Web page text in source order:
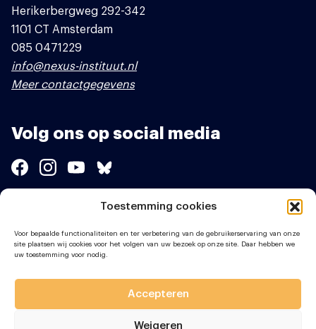
Toestemming cookies
Voor bepaalde functionaliteiten en ter verbetering van de gebruikerservaring van onze
site plaatsen wij cookies voor het volgen van uw bezoek op onze site. Daar hebben we
uw toestemming voor nodig.
Accepteren
Weigeren
Herikerbergweg 292-342
1101 CT Amsterdam
085 0471229
info@nexus-instituut.nl
Meer contactgegevens
Volg ons op social media